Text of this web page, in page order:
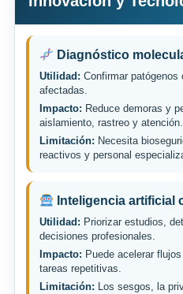
Diagnóstico
Utilidad: Confirmar patógenos
afectadas.
Impacto: Reduce demoras y
aislamiento, rastreo y atención.
Limitación: Necesita
reactivos y personal
Inteligencia artificial
Utilidad: Priorizar estudios,
decisiones profesionales.
Impacto: Puede acelerar
tareas repetitivas.
Limitación: Los sesgos, la